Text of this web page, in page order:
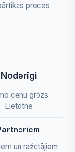
preces
Noderīgi
cenu grozs
Lietotne
un ražotājiem